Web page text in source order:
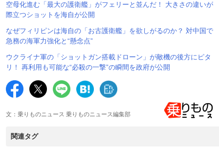
空母化進む「最大の護衛艦」がフェリーと並んだ！ 大きさの違いが
際立つショットを海自が公開
なぜフィリピンは海自の「お古護衛艦」を欲しがるのか？ 対中国で
急務の海軍力強化と“懸念点”
ウクライナ軍の「ショットガン搭載ドローン」が敵機の後方にピタ
リ！ 再利用も可能な“必殺の一撃”の瞬間を政府が公開
文：乗りものニュース 乗りものニュース編集部
関連タグ